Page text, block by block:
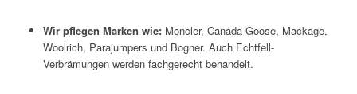
Wir pflegen Marken wie:Moncler, Canada Goose, Mackage,
Woolrich, Parajumpers und Bogner. Auch Echtfell-
Verbrämungen werden fachgerecht behandelt.